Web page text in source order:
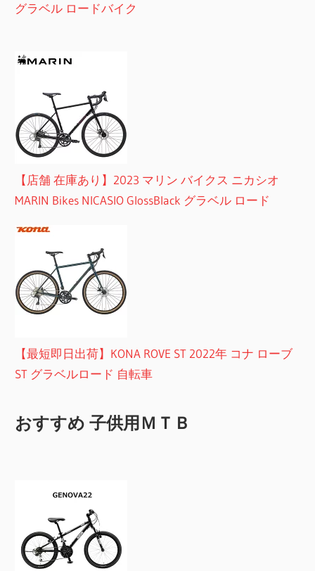
グラベル ロードバイク
【店舗 在庫あり】2023 マリン バイクス ニカシオ
MARIN Bikes NICASIO GlossBlack グラベル ロード
【最短即日出荷】KONA ROVE ST 2022年 コナ ローブ
ST グラベルロード 自転車
おすすめ 子供用ＭＴＢ